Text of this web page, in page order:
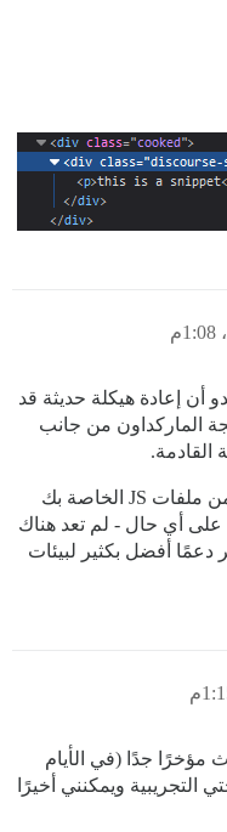
أن إعادة هيكلة حديثة قد
الماركداون من جانب
القادمة.
من ملفات JS الخاصة بك
أي حال - لم تعد هناك
دعمًا أفضل بكثير لبيئات
مؤخرًا جدًا (في الأيام
التجريبية ويمكنني أخيرًا